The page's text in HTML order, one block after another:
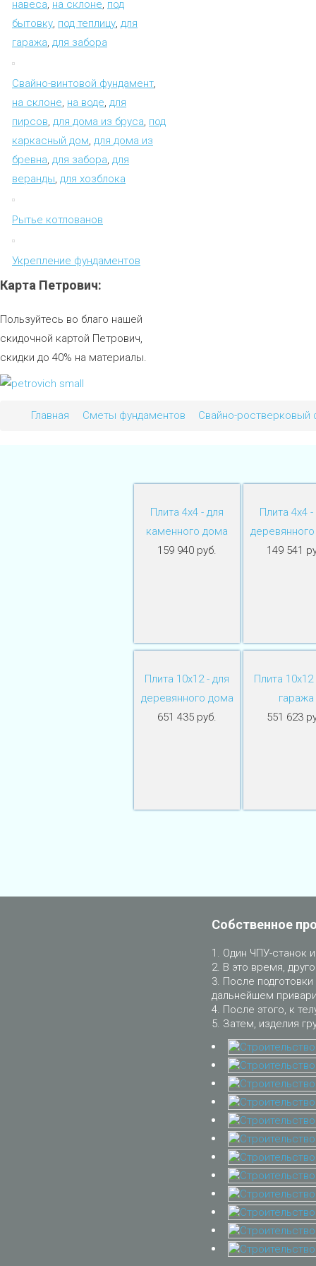
навеса на склоне под
бытовку под теплицу для
гаража для забора
Свайно-винтовой фундамент
на склоне на воде для
пирсов для дома из бруса под
каркасный дом для дома из
бревна для забора для
веранды для хозблока
Рытье котлованов
Укрепление фундаментов
Карта Петрович:
Пользуйтесь во благо нашей
скидочной картой Петрович,
скидки до 40% на материалы.
Главная Сметы фундаментов Свайно-ростверковый
Плита 4х4 - для
каменного дома
159 940 руб.
Плита 4х4 -
149 541
Плита 10х12 - для
деревянного дома
651 435 руб.
Плита 10х12
гаража
551 623
Собственное
Один ЧПУ-станок
В это время,
После
дальнейшем
После этого, к
Затем, изделия